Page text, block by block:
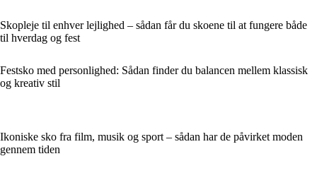
Skopleje til enhver lejlighed – sådan får du skoene til at fungere både
til hverdag og fest
Festsko med personlighed: Sådan finder du balancen mellem klassisk
og kreativ stil
Ikoniske sko fra film, musik og sport – sådan har de påvirket moden
gennem tiden